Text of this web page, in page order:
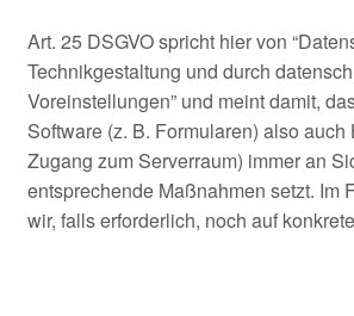
Art. 25 DSGVO spricht hier von
Technikgestaltung und durch
Voreinstellungen” und meint damit,
Software (z. B. Formularen) also auch
Zugang zum Serverraum) immer an
entsprechende Maßnahmen setzt. Im
wir, falls erforderlich, noch auf